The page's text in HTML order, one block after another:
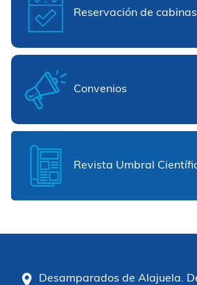
Reservación de cabinas
Convenios
Revista Umbral
Desamparados de Alajuela.